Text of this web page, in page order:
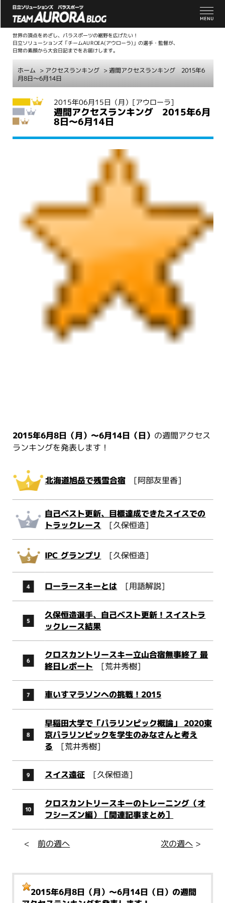
世界の頂点をめざし、パラスポーツの裾野を広げたい！
日立ソリューションズ「チームAUROEA(アウローラ)」の選手・監督が、
日常の素顔から大会日記までをお届けします。
ホーム > アクセスランキング > 週間アクセスランキング 2015年6
月8日～6月14日
2015年06月15日（月） [アウローラ]
週間アクセスランキング 2015年6月
8日～6月14日
2015年6月8日（月）～6月14日（日） の週間アクセス
ランキングを発表します！
北海道旭岳で残雪合宿[阿部友里香]
自己ベスト更新、目標達成できたスイスでの
トラックレース [久保恒造]
IPC グランプリ [久保恒造]
ローラースキーとは [用語解説]
久保恒造選手、自己ベスト更新！スイストラ
ックレース結果
クロスカントリースキー立山合宿無事終了 最
終日レポート [荒井秀樹]
車いすマラソンへの挑戦！2015
早稲田大学で「パラリンピック概論」 2020東
京パラリンピックを学生のみなさんと考え
る [荒井秀樹]
スイス遠征 [久保恒造]
クロスカントリースキーのトレーニング（オ
フシーズン編）［関連記事まとめ］
<前の週へ 次の週へ >
2015年6月8日（月）～6月14日（日） の週間